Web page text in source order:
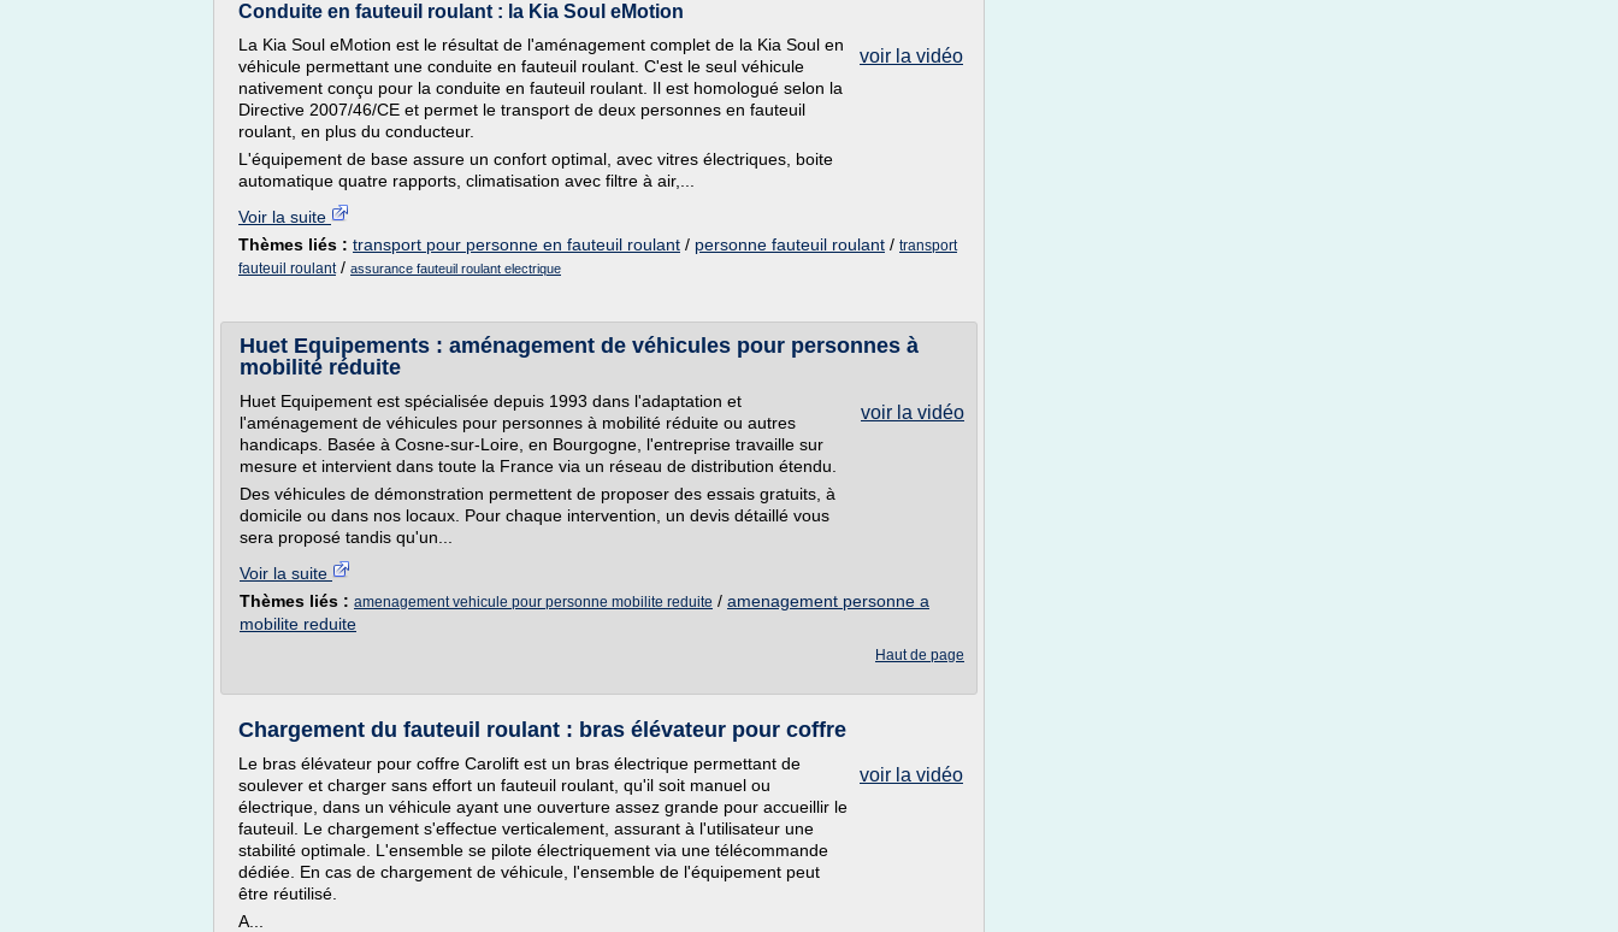
Conduite en fauteuil roulant : la Kia Soul eMotion
voir la vidéo
La Kia Soul eMotion est le résultat de l'aménagement complet de la Kia Soul en
véhicule permettant une conduite en fauteuil roulant. C'est le seul véhicule
nativement conçu pour la conduite en fauteuil roulant. Il est homologué selon la
Directive 2007/46/CE et permet le transport de deux personnes en fauteuil
roulant, en plus du conducteur.
L'équipement de base assure un confort optimal, avec vitres électriques, boite
automatique quatre rapports, climatisation avec filtre à air,...
Voir la suite
Thèmes liés : transport pour personne en fauteuil roulant / personne fauteuil roulant / transport
fauteuil roulant/ assurance fauteuil roulant electrique
Huet Equipements : aménagement de véhicules pour personnes à
mobilité réduite
voir la vidéo
Huet Equipement est spécialisée depuis 1993 dans l'adaptation et
l'aménagement de véhicules pour personnes à mobilité réduite ou autres
handicaps. Basée à Cosne-sur-Loire, en Bourgogne, l'entreprise travaille sur
mesure et intervient dans toute la France via un réseau de distribution étendu.
Des véhicules de démonstration permettent de proposer des essais gratuits, à
domicile ou dans nos locaux. Pour chaque intervention, un devis détaillé vous
sera proposé tandis qu'un...
Voir la suite
Thèmes liés : amenagement vehicule pour personne mobilite reduite / amenagement personne a
mobilite reduite
Haut de page
Chargement du fauteuil roulant : bras élévateur pour coffre
voir la vidéo
Le bras élévateur pour coffre Carolift est un bras électrique permettant de
soulever et charger sans effort un fauteuil roulant, qu'il soit manuel ou
électrique, dans un véhicule ayant une ouverture assez grande pour accueillir le
fauteuil. Le chargement s'effectue verticalement, assurant à l'utilisateur une
stabilité optimale. L'ensemble se pilote électriquement via une télécommande
dédiée. En cas de chargement de véhicule, l'ensemble de l'équipement peut
être réutilisé.
A...